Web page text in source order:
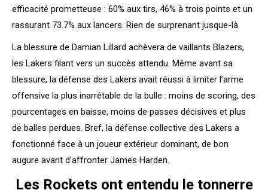
efficacité prometteuse : 60% aux tirs, 46% à trois points et un
rassurant 73.7% aux lancers. Rien de surprenant jusque-là.
La blessure de Damian Lillard achèvera de vaillants Blazers,
les Lakers filant vers un succès attendu. Même avant sa
blessure, la défense des Lakers avait réussi à limiter l’arme
offensive la plus inarrêtable de la bulle : moins de scoring, des
pourcentages en baisse, moins de passes décisives et plus
de balles perdues. Bref, la défense collective des Lakers a
fonctionné face à un joueur extérieur dominant, de bon
augure avant d’affronter James Harden.
Les Rockets ont entendu le tonnerre